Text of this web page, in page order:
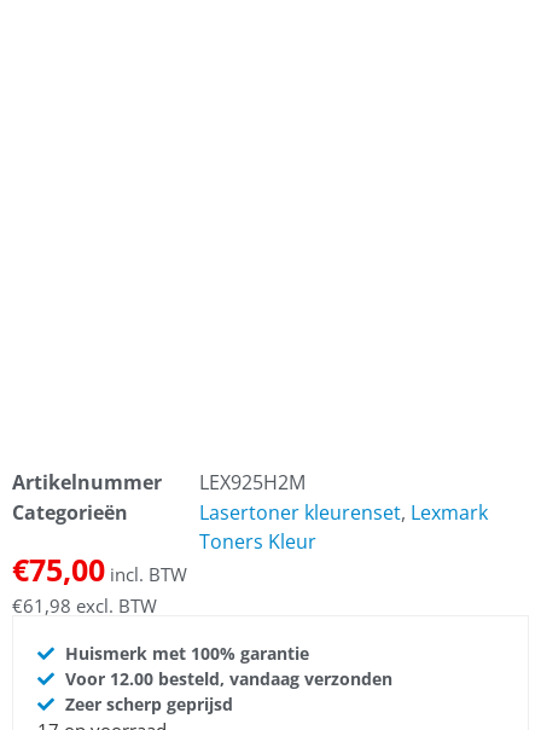
Artikelnummer
LEX925H2M
Categorieën
Lasertoner kleurenset, Lexmark
Toners Kleur
€75,00 incl. BTW
€61,98 excl. BTW
Huismerk met 100% garantie
Voor 12.00 besteld, vandaag verzonden
Zeer scherp geprijsd